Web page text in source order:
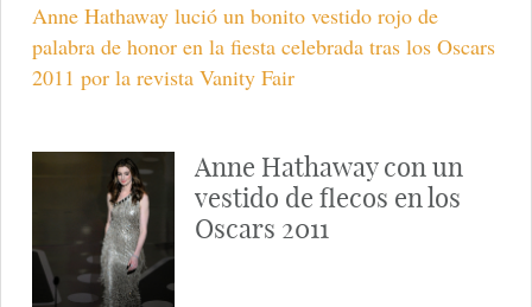
Anne Hathaway lució un bonito vestido rojo de
palabra de honor en la fiesta celebrada tras los Oscars
2011 por la revista Vanity Fair
Anne Hathaway con un
vestido de flecos en los
Oscars 2011